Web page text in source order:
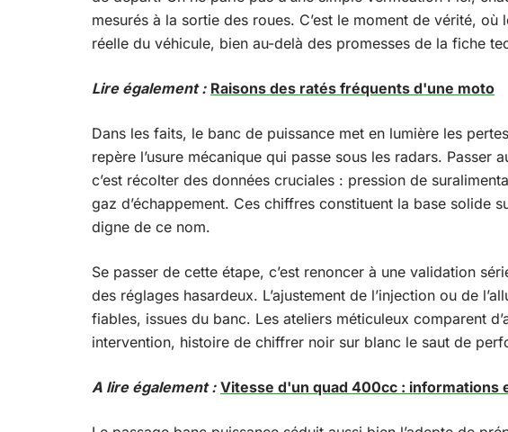
mesurés à la sortie des roues. C’est le moment de vérité,
réelle du véhicule, bien au-delà des promesses de la fiche
Lire également : Raisons des ratés fréquents d'une moto
Dans les faits, le banc de puissance met en lumière les
repère l’usure mécanique qui passe sous les radars. Passer
c’est récolter des données cruciales : pression de
gaz d’échappement. Ces chiffres constituent la base solide
digne de ce nom.
Se passer de cette étape, c’est renoncer à une validation
des réglages hasardeux. L’ajustement de l’injection ou de
fiables, issues du banc. Les ateliers méticuleux comparent
intervention, histoire de chiffrer noir sur blanc le saut de
A lire également : Vitesse d'un quad 400cc : informations